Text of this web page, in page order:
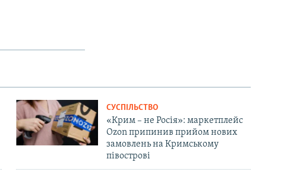
СУСПІЛЬСТВО
«Крим – не Росія»: маркетплейс
Ozon припинив прийом нових
замовлень на Кримському
півострові